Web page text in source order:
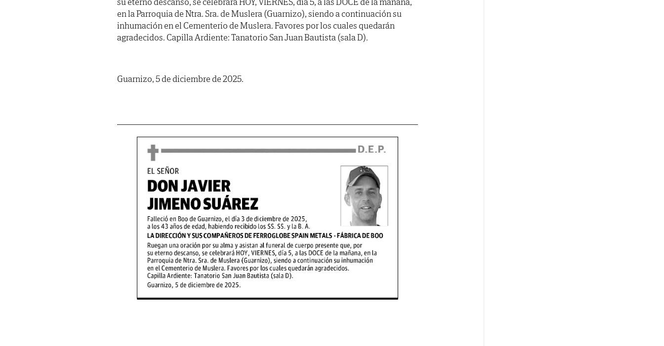
en la Parroquia de Ntra. Sra. de Muslera (Guarnizo), siendo a continuación su
inhumación en el Cementerio de Muslera. Favores por los cuales quedarán
agradecidos. Capilla Ardiente: Tanatorio San Juan Bautista (sala D).
Guarnizo, 5 de diciembre de 2025.